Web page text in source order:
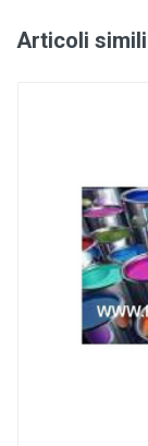
Articoli simili